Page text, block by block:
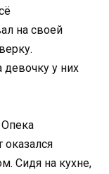
на своей
девочку у них
оказался
Сидя на кухне,